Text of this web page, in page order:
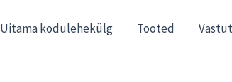
Uitama kodulehekülg Tooted